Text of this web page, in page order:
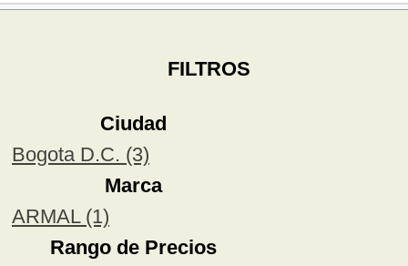
FILTROS
Ciudad
Bogota D.C. (3)
Marca
ARMAL (1)
Rango de Precios